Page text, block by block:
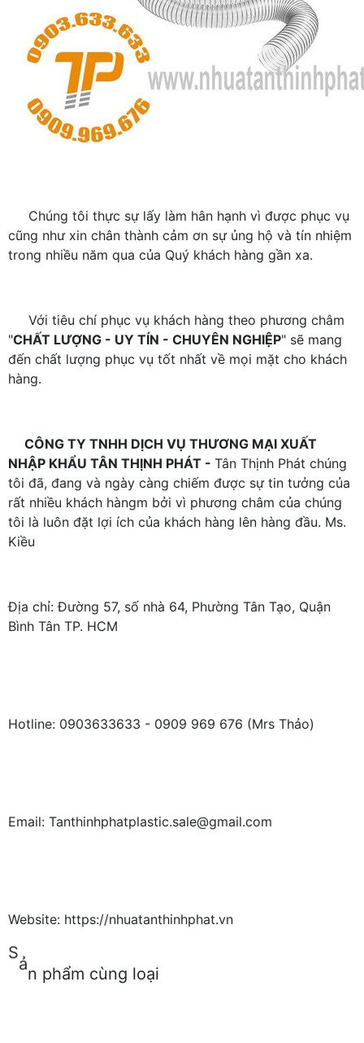
Chúng tôi thực sự lấy làm hân hạnh vì được phục vụ
cũng như xin chân thành cảm ơn sự ủng hộ và tín nhiệm
trong nhiều năm qua của Quý khách hàng gần xa.
Với tiêu chí phục vụ khách hàng theo phương châm
"CHẤT LƯỢNG - UY TÍN - CHUYÊN NGHIỆP" sẽ mang
đến chất lượng phục vụ tốt nhất về mọi mặt cho khách
hàng.
CÔNG TY TNHH DỊCH VỤ THƯƠNG MẠI XUẤT
NHẬP KHẨU TÂN THỊNH PHÁT - Tân Thịnh Phát chúng
tôi đã, đang và ngày càng chiếm được sự tin tưởng của
rất nhiều khách hàngm bởi vì phương châm của chúng
tôi là luôn đặt lợi ích của khách hàng lên hàng đầu. Ms.
Kiều
Địa chỉ: Đường 57, số nhà 64, Phường Tân Tạo, Quận
Bình Tân TP. HCM
Hotline: 0903633633 - 0909 969 676 (Mrs Thảo)
Email: Tanthinhphatplastic.sale@gmail.com
Website: https://nhuatanthinhphat.vn
ản phẩm cùng loại